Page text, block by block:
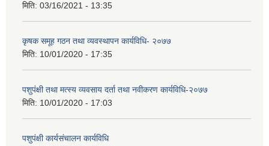
मिति: 03/16/2021 - 13:35
कृषक समूह गठन तथा व्यवस्थापन कार्यविधि- २०७७
मिति: 10/01/2020 - 17:35
पशुपंक्षी तथा मत्स्य व्यवसाय दर्ता तथा नवीकरण कार्यविधि-२०७७
मिति: 10/01/2020 - 17:03
पशुपंक्षी कार्यसंचालन कार्यविधि